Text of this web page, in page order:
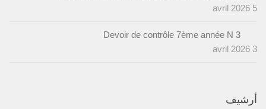
5 avril 2026
Devoir de contrôle 7ème année N 3
3 avril 2026
أرشيف